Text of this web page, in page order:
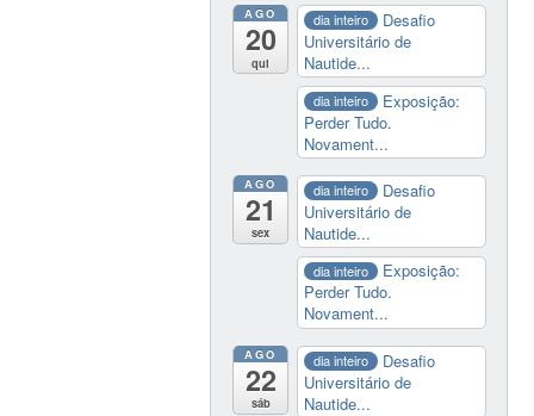
AGO
20
qui
dia inteiro
Desafio
Universitário de
Nautide...
dia inteiro
Exposição:
Perder Tudo.
Novament...
AGO
21
sex
dia inteiro
Desafio
Universitário de
Nautide...
dia inteiro
Exposição:
Perder Tudo.
Novament...
AGO
22
sáb
dia inteiro
Desafio
Universitário de
Nautide...